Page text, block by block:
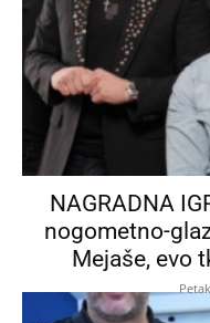
NAGRADNA
nogometno-
Mejaše, evo